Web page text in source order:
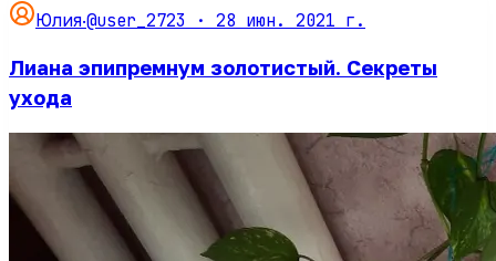
Юлия·@user_2723 · 28 июн. 2021 г.
Лиана эпипремнум золотистый. Секреты
ухода